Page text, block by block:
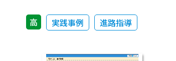
高 実践事例 進路指導